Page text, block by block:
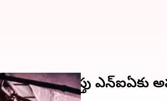
కేసు దర్యాప్తు ఎన్‌ఐఏకు